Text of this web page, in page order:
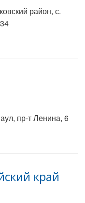
район, с.
пр-т Ленина, 6
край